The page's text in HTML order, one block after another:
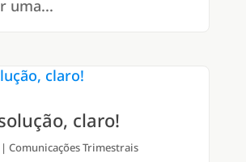
uma...
claro!
Comunicações Trimestrais